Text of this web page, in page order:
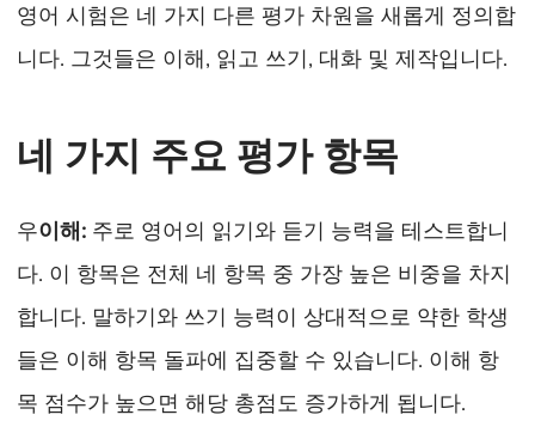
영어 시험은 네 가지 다른 평가 차원을 새롭게 정의합
니다. 그것들은 이해, 읽고 쓰기, 대화 및 제작입니다.
네 가지 주요 평가 항목
우이해: 주로 영어의 읽기와 듣기 능력을 테스트합니
다. 이 항목은 전체 네 항목 중 가장 높은 비중을 차지
합니다. 말하기와 쓰기 능력이 상대적으로 약한 학생
들은 이해 항목 돌파에 집중할 수 있습니다. 이해 항
목 점수가 높으면 해당 총점도 증가하게 됩니다.